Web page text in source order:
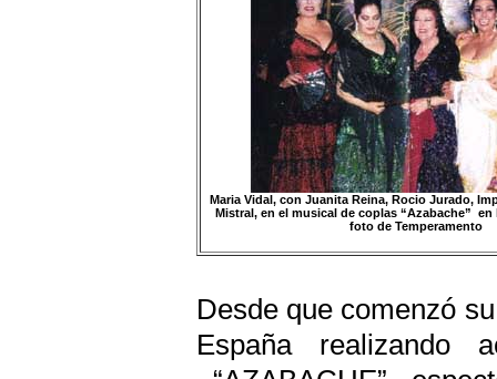
Maria Vidal, con Juanita Reina, Rocio Jurado,
Mistral, en el musical de coplas “Azabache” en
foto de Temperamento
Desde que comenzó
España realizando